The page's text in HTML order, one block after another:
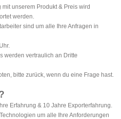
unserem Produkt & Preis wird
werden.
sind um alle Ihre Anfragen in
werden vertraulich an Dritte
bitte zurück, wenn du eine Frage hast.
Erfahrung & 10 Jahre Exporterfahrung.
um alle Ihre Anforderungen